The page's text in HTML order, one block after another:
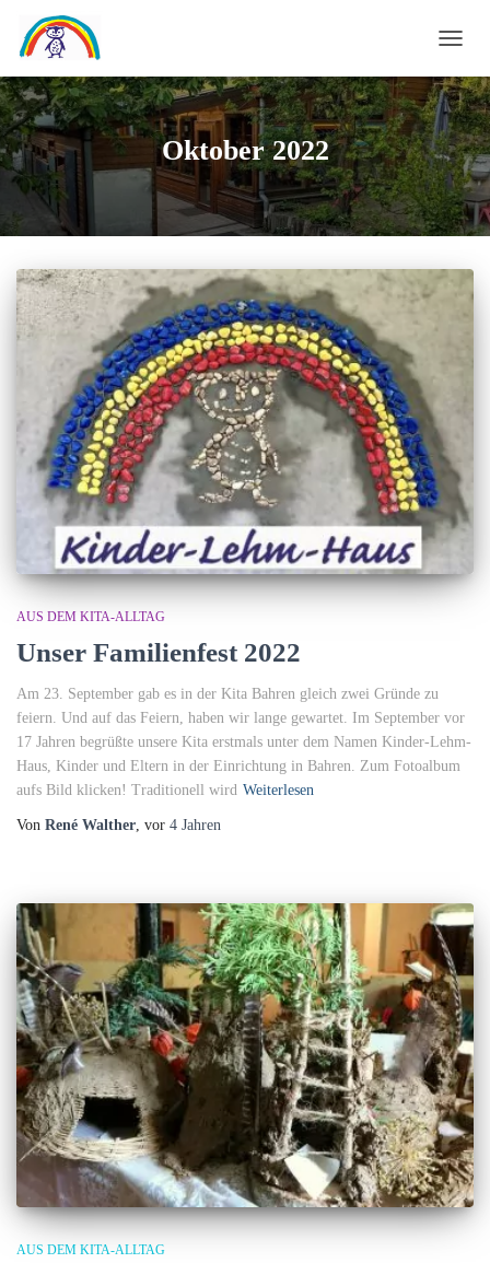
Oktober 2022
AUS DEM KITA-ALLTAG
Unser Familienfest 2022
Am 23. September gab es in der Kita Bahren gleich zwei Gründe zu
feiern. Und auf das Feiern, haben wir lange gewartet. Im September vor
17 Jahren begrüßte unsere Kita erstmals unter dem Namen Kinder-Lehm-
Haus, Kinder und Eltern in der Einrichtung in Bahren. Zum Fotoalbum
aufs Bild klicken! Traditionell wird Weiterlesen
Von René Walther , vor 4 Jahren
AUS DEM KITA-ALLTAG